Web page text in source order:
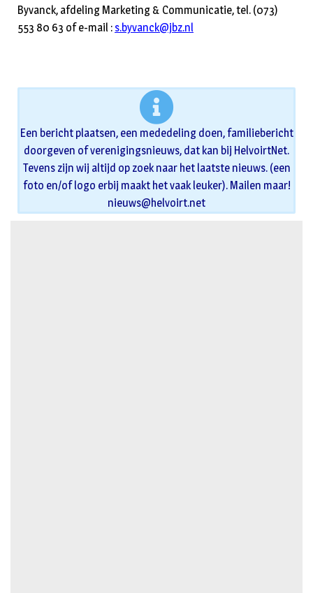
Byvanck, afdeling Marketing & Communicatie, tel. (073)
553 80 63 of e-mail : s.byvanck@jbz.nl
Een bericht plaatsen, een mededeling doen, familiebericht
doorgeven of verenigingsnieuws, dat kan bij HelvoirtNet.
Tevens zijn wij altijd op zoek naar het laatste nieuws. (een
foto en/of logo erbij maakt het vaak leuker). Mailen maar!
nieuws@helvoirt.net